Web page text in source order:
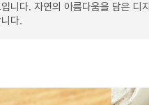
니다. 자연의 아름다움을 담은 디
다.